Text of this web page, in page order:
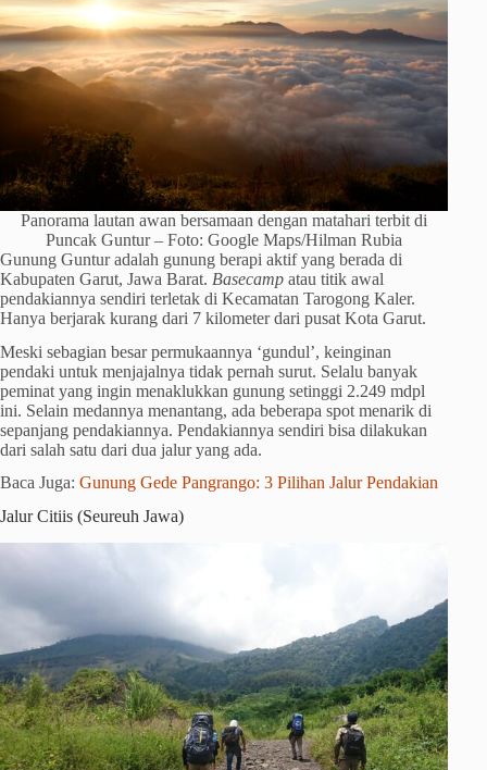
Panorama lautan awan bersamaan dengan matahari terbit di
Puncak Guntur – Foto: Google Maps/Hilman Rubia
Gunung Guntur adalah gunung berapi aktif yang berada di
Kabupaten Garut, Jawa Barat. Basecamp atau titik awal
pendakiannya sendiri terletak di Kecamatan Tarogong Kaler.
Hanya berjarak kurang dari 7 kilometer dari pusat Kota Garut.
Meski sebagian besar permukaannya ‘gundul’, keinginan
pendaki untuk menjajalnya tidak pernah surut. Selalu banyak
peminat yang ingin menaklukkan gunung setinggi 2.249 mdpl
ini. Selain medannya menantang, ada beberapa spot menarik di
sepanjang pendakiannya. Pendakiannya sendiri bisa dilakukan
dari salah satu dari dua jalur yang ada.
Baca Juga: Gunung Gede Pangrango: 3 Pilihan Jalur Pendakian
Jalur Citiis (Seureuh Jawa)